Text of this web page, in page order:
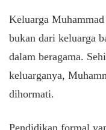
Keluarga
bukan dari keluarga
dalam beragama.
keluarganya,
dihormati.
Pendidikan formal